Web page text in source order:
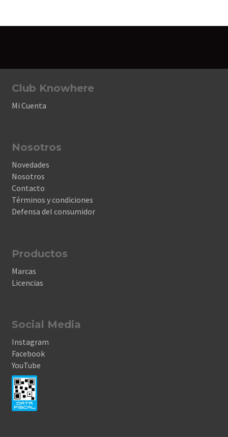
Club Knowhere
Mi Cuenta
Nosotros
Novedades
Nosotros
Contacto
Términos y condiciones
Defensa del consumidor
Productos
Marcas
Licencias
Social Media
Instagram
Facebook
YouTube